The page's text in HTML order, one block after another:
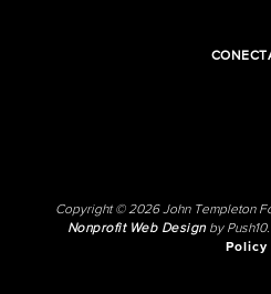
Copyright © 2026 John Templeton
Nonprofit Web Designby Push10.
Policy